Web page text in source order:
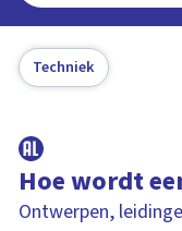
Techniek
Hoe wordt
Ontwerpen,